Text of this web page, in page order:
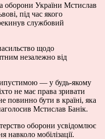
оборони України Мстислав
під час якого
службовий
щодо
незалежно від
— у будь-якому
не має права зривати
повинно бути в країні, яка
Мстислав Банік.
оборони усвідомлює
мобілізації.